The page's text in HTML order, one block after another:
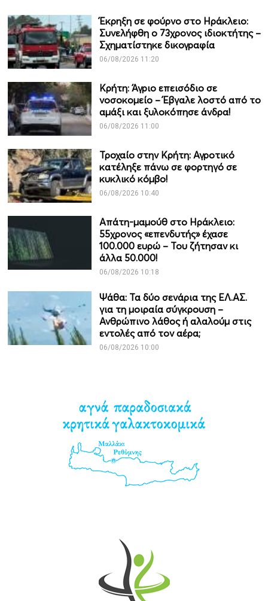
Έκρηξη σε φούρνο στο Ηράκλειο:
Συνελήφθη ο 73χρονος ιδιοκτήτης –
Σχηματίστηκε δικογραφία
06/08/2026 11:20
Κρήτη: Άγριο επεισόδιο σε
νοσοκομείο – Έβγαλε λοστό από το
αμάξι και ξυλοκόπησε άνδρα!
06/08/2026 11:00
Τροχαίο στην Κρήτη: Αγροτικό
κατέληξε πάνω σε φορτηγό σε
κυκλικό κόμβο!
06/08/2026 10:40
Απάτη-μαμούθ στο Ηράκλειο:
55χρονος «επενδυτής» έχασε
100.000 ευρώ – Του ζήτησαν κι
άλλα 50.000!
06/08/2026 10:18
Ψάθα: Τα δύο σενάρια της ΕΛ.ΑΣ.
για τη μοιραία σύγκρουση –
Ανθρώπινο λάθος ή αλαλούμ στις
εντολές από τον αέρα;
06/08/2026 10:00